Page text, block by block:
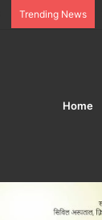
Trending News
Home